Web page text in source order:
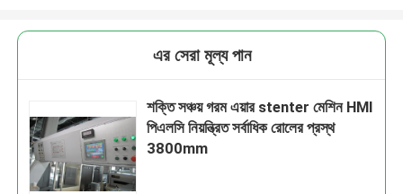
এর সেরা মূল্য পান
শক্তি সঞ্চয় গরম এয়ার stenter মেশিন HMI
পিএলসি নিয়ন্ত্রিত সর্বাধিক রোলের প্রস্থ
3800mm